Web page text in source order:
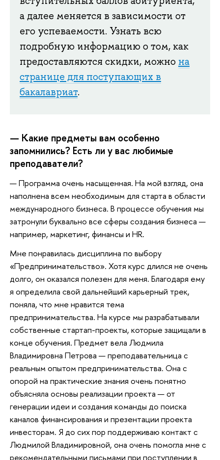
а далее меняется в зависимости от
его успеваемости. Узнать всю
подробную информацию о том, как
предоставляются скидки, можно на
странице для поступающих в
бакалавриат.
— Какие предметы вам особенно
запомнились? Есть ли у вас любимые
преподаватели?
— Программа очень насыщенная. На мой взгляд, она
наполнена всем необходимым для старта в области
международного бизнеса. В процессе обучения мы
затронули буквально все сферы создания бизнеса —
например, маркетинг, финансы и HR.
Мне понравилась дисциплина по выбору
«Предпринимательство». Хотя курс длился не очень
долго, он оказался полезен для меня. Благодаря ему
я определила свой дальнейший карьерный трек,
поняла, что мне нравится тема
предпринимательства. На курсе мы разрабатывали
собственные стартап-проекты, которые защищали в
конце обучения. Предмет вела Людмила
Владимировна Петрова — преподавательница с
реальным опытом предпринимательства. Она с
опорой на практические знания очень понятно
объясняла основы реализации проекта — от
генерации идеи и создания команды до поиска
каналов финансирования и презентации проекта
инвесторам. Я до сих пор поддерживаю контакт с
Людмилой Владимировной, она очень помогла мне с
рекомендательными письмами при поступлении в